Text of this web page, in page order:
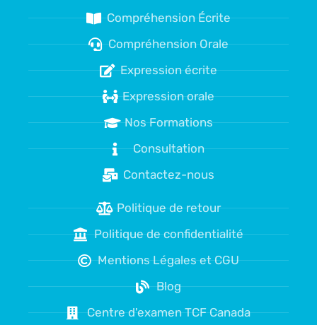
Compréhension Écrite
Compréhension Orale
Expression écrite
Expression orale
Nos Formations
Consultation
Contactez-nous
Politique de retour
Politique de confidentialité
Mentions Légales et CGU
Blog
Centre d'examen TCF Canada